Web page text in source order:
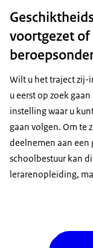
voortgezet
Wilt u het traject zij-
u eerst op zoek
instelling waar u
gaan volgen. Om te
deelnemen aan een
schoolbestuur kan
lerarenopleiding,